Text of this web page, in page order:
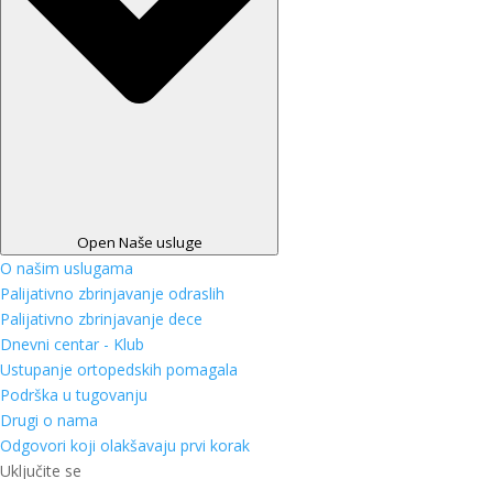
Open Naše usluge
O našim uslugama
Palijativno zbrinjavanje odraslih
Palijativno zbrinjavanje dece
Dnevni centar - Klub
Ustupanje ortopedskih pomagala
Podrška u tugovanju
Drugi o nama
Odgovori koji olakšavaju prvi korak
Uključite se